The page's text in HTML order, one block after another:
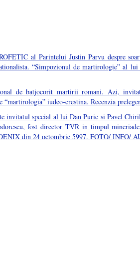
al Parintelui Justin Parvu despre
“Simpozionul de martirologie” al
de batjocorit martirii romani. Azi,
“martirologia” iudeo-crestina. Recenzia
invitatul special al lui Dan Puric si Pavel
fost director TVR in timpul
din 24 octombrie 5997. FOTO/ INFO/